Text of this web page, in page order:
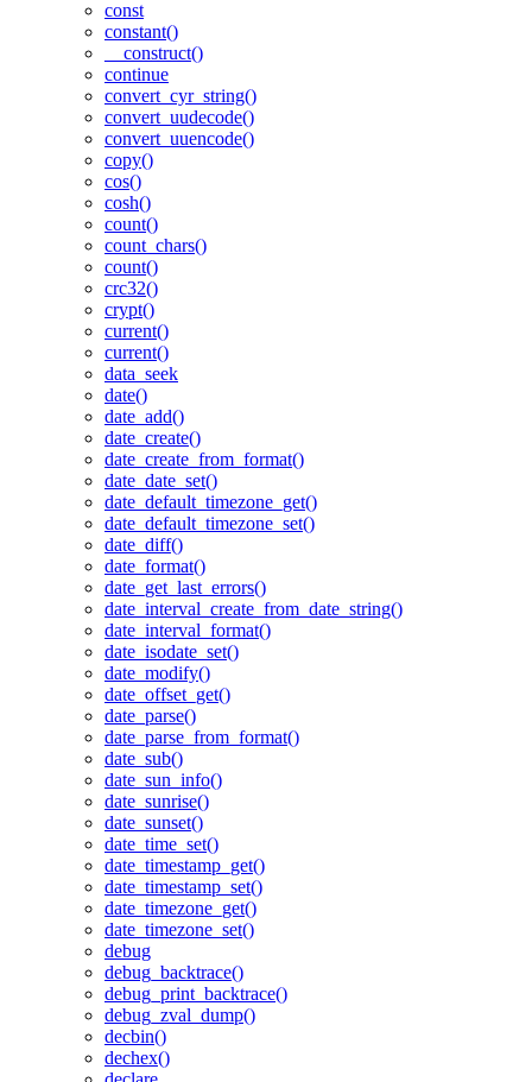
const
constant()
__construct()
continue
convert_cyr_string()
convert_uudecode()
convert_uuencode()
copy()
cos()
cosh()
count()
count_chars()
count()
crc32()
crypt()
current()
current()
data_seek
date()
date_add()
date_create()
date_create_from_format()
date_date_set()
date_default_timezone_get()
date_default_timezone_set()
date_diff()
date_format()
date_get_last_errors()
date_interval_create_from_date_string()
date_interval_format()
date_isodate_set()
date_modify()
date_offset_get()
date_parse()
date_parse_from_format()
date_sub()
date_sun_info()
date_sunrise()
date_sunset()
date_time_set()
date_timestamp_get()
date_timestamp_set()
date_timezone_get()
date_timezone_set()
debug
debug_backtrace()
debug_print_backtrace()
debug_zval_dump()
decbin()
dechex()